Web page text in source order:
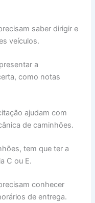
saber dirigir e
veículos.
a
como notas
ajudam com
de caminhões.
tem que ter a
C ou E.
conhecer
de entrega.